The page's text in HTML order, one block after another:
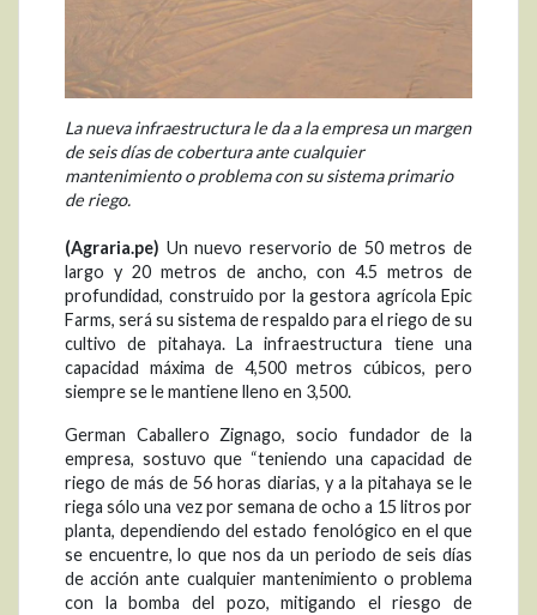
La nueva infraestructura le da a la empresa un margen
de seis días de cobertura ante cualquier
mantenimiento o problema con su sistema primario
de riego.
(Agraria.pe) Un nuevo reservorio de 50 metros de
largo y 20 metros de ancho, con 4.5 metros de
profundidad, construido por la gestora agrícola Epic
Farms, será su sistema de respaldo para el riego de su
cultivo de pitahaya. La infraestructura tiene una
capacidad máxima de 4,500 metros cúbicos, pero
siempre se le mantiene lleno en 3,500.
German Caballero Zignago, socio fundador de la
empresa, sostuvo que “teniendo una capacidad de
riego de más de 56 horas diarias, y a la pitahaya se le
riega sólo una vez por semana de ocho a 15 litros por
planta, dependiendo del estado fenológico en el que
se encuentre, lo que nos da un periodo de seis días
de acción ante cualquier mantenimiento o problema
con la bomba del pozo, mitigando el riesgo de